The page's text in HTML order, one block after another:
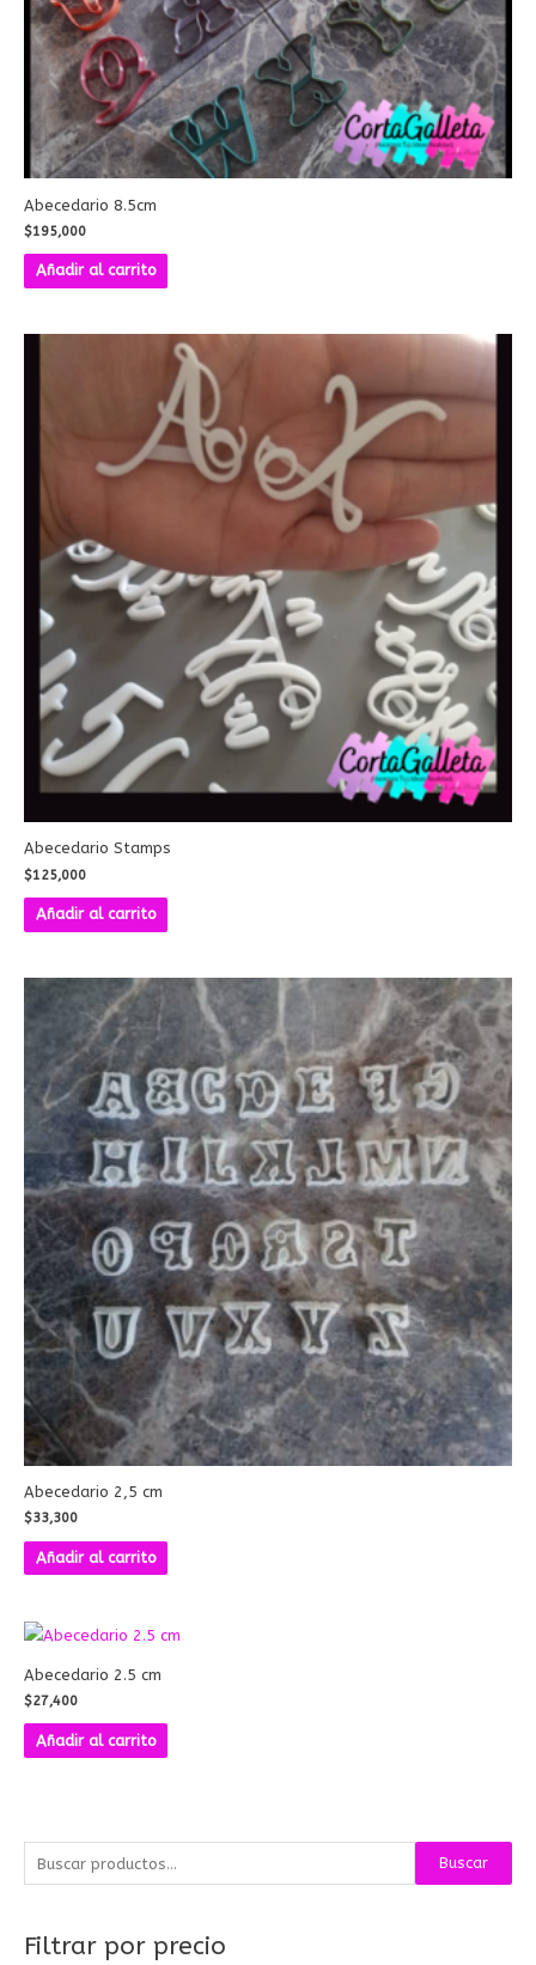
u
c
Buscar
Filtrar por precio
rr
Abecedario 8.5cm
$195,000
Añadir al carrito
Abecedario Stamps
$125,000
Añadir al carrito
Abecedario 2,5 cm
$33,300
Añadir al carrito
Abecedario 2.5 cm
$27,400
Añadir al carrito